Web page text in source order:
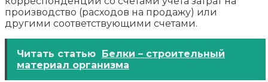
производство (расходов на продажу) или
другими соответствующими счетами.
Читать статью Белки – строительный
материал организма